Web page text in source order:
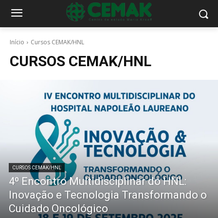
Início Cursos CEMAK/HNL
CURSOS CEMAK/HNL
CURSOS CEMAK/HNL
4º Encontro Multidisciplinar do HNL:
Inovação e Tecnologia Transformando o
Cuidado Oncológico